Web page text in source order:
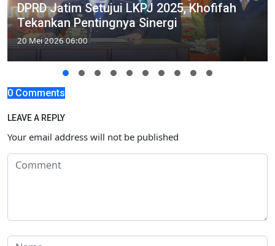
DPRD Jatim Setujui LKPJ 2025, Khofifah
Tekankan Pentingnya Sinergi
20 Mei 2026 06:00
0 Comments
LEAVE A REPLY
Your email address will not be published